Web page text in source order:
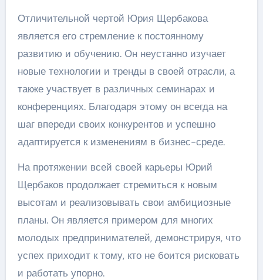
Отличительной чертой Юрия Щербакова
является его стремление к постоянному
развитию и обучению. Он неустанно изучает
новые технологии и тренды в своей отрасли, а
также участвует в различных семинарах и
конференциях. Благодаря этому он всегда на
шаг впереди своих конкурентов и успешно
адаптируется к изменениям в бизнес-среде.
На протяжении всей своей карьеры Юрий
Щербаков продолжает стремиться к новым
высотам и реализовывать свои амбициозные
планы. Он является примером для многих
молодых предпринимателей, демонстрируя, что
успех приходит к тому, кто не боится рисковать
и работать упорно.